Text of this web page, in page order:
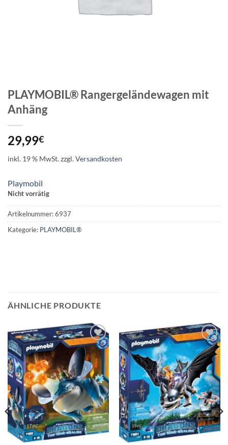
PLAYMOBIL® Rangergeländewagen mit
Anhäng
29,99€
inkl. 19 % MwSt.zzgl.Versandkosten
Playmobil
Nicht vorrätig
Artikelnummer:6937
Kategorie: PLAYMOBIL®
ÄHNLICHE PRODUKTE
Auf die
Wunschliste
Auf die
Wunschliste